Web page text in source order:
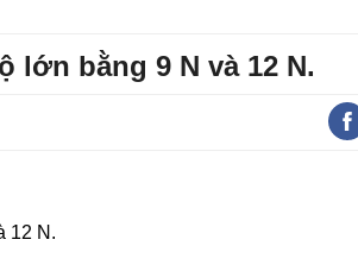
lớn bằng 9 N và 12 N.
12 N.